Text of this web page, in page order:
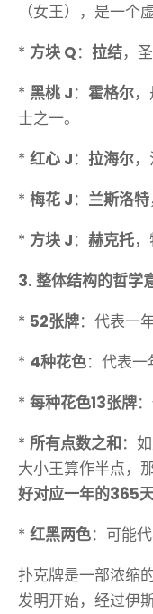
（女王），是一个
* 方块 Q： 拉结，
* 黑桃 J： 霍格尔
士之一。
* 红心 J： 拉海尔
* 梅花 J： 兰斯洛特
* 方块 J： 赫克托
3. 整体结构的哲学
* 52张牌：代表一
* 4种花色：代表一
* 每种花色13张牌
* 所有点数之和：
大小王算作半点，
好对应一年的365
* 红黑两色：可能
扑克牌是一部浓缩
发明开始，经过伊